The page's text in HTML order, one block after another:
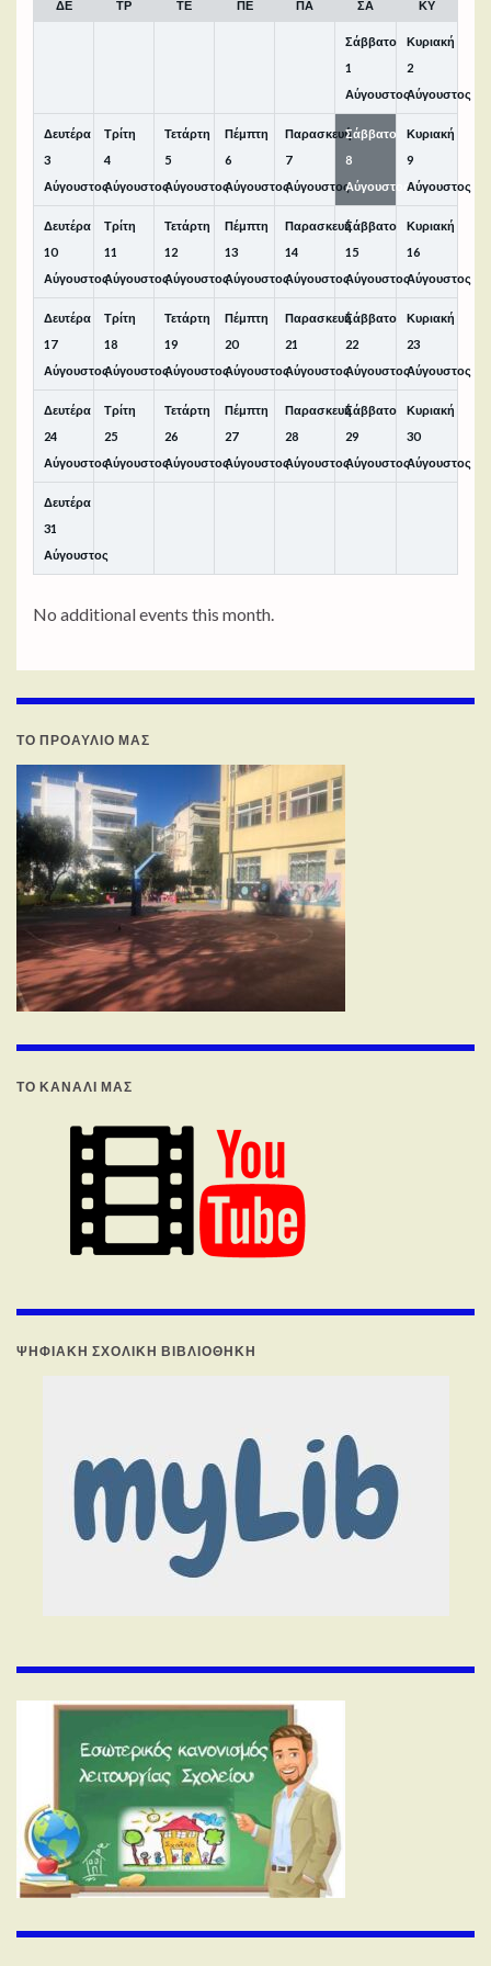
ΔΕ ΤΡ ΤΕ ΠΕ ΠΑ ΣΑ ΚΥ
Σάββατο
1
Αύγουστος
Κυριακή
2
Αύγουστος
Δευτέρα
3
Αύγουστος
Τρίτη
4
Αύγουστος
Τετάρτη
5
Αύγουστος
Πέμπτη
6
Αύγουστος
Παρασκευή
7
Αύγουστος
Σάββατο
8
Αύγουστος
Κυριακή
9
Αύγουστος
Δευτέρα
10
Αύγουστος
Τρίτη
11
Αύγουστος
Τετάρτη
12
Αύγουστος
Πέμπτη
13
Αύγουστος
Παρασκευή
14
Αύγουστος
Σάββατο
15
Αύγουστος
Κυριακή
16
Αύγουστος
Δευτέρα
17
Αύγουστος
Τρίτη
18
Αύγουστος
Τετάρτη
19
Αύγουστος
Πέμπτη
20
Αύγουστος
Παρασκευή
21
Αύγουστος
Σάββατο
22
Αύγουστος
Κυριακή
23
Αύγουστος
Δευτέρα
24
Αύγουστος
Τρίτη
25
Αύγουστος
Τετάρτη
26
Αύγουστος
Πέμπτη
27
Αύγουστος
Παρασκευή
28
Αύγουστος
Σάββατο
29
Αύγουστος
Κυριακή
30
Αύγουστος
Δευτέρα
31
Αύγουστος
No additional events this month.
ΤΟ ΠΡΟΑΥΛΙΟ ΜΑΣ
ΤΟ ΚΑΝΑΛΙ ΜΑΣ
ΨΗΦΙΑΚΉ ΣΧΟΛΙΚΉ ΒΙΒΛΙΟΘΉΚΗ